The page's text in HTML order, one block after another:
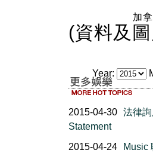
加
(資料及
Year:
2015-04-30 法律
Statement
2015-04-24
Music